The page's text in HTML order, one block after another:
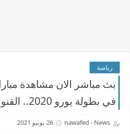
رياضة
بث مباشر الان مشاهدة
في بطولة يورو 2020.. القنوات الناقلة والمعلق
nawafed - News 26 يونيو 2021